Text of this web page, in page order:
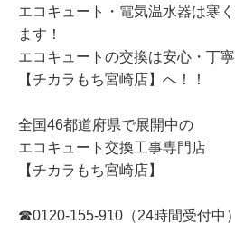
エコキュート・電気温水器は寒
ます！
エコキュートの交換は安心・丁
【チカラもち宮崎店】へ！！
全国46都道府県で展開中の
エコキュート交換工事専門店
【チカラもち宮崎店】
☎0120-155-910（24時間受付中）